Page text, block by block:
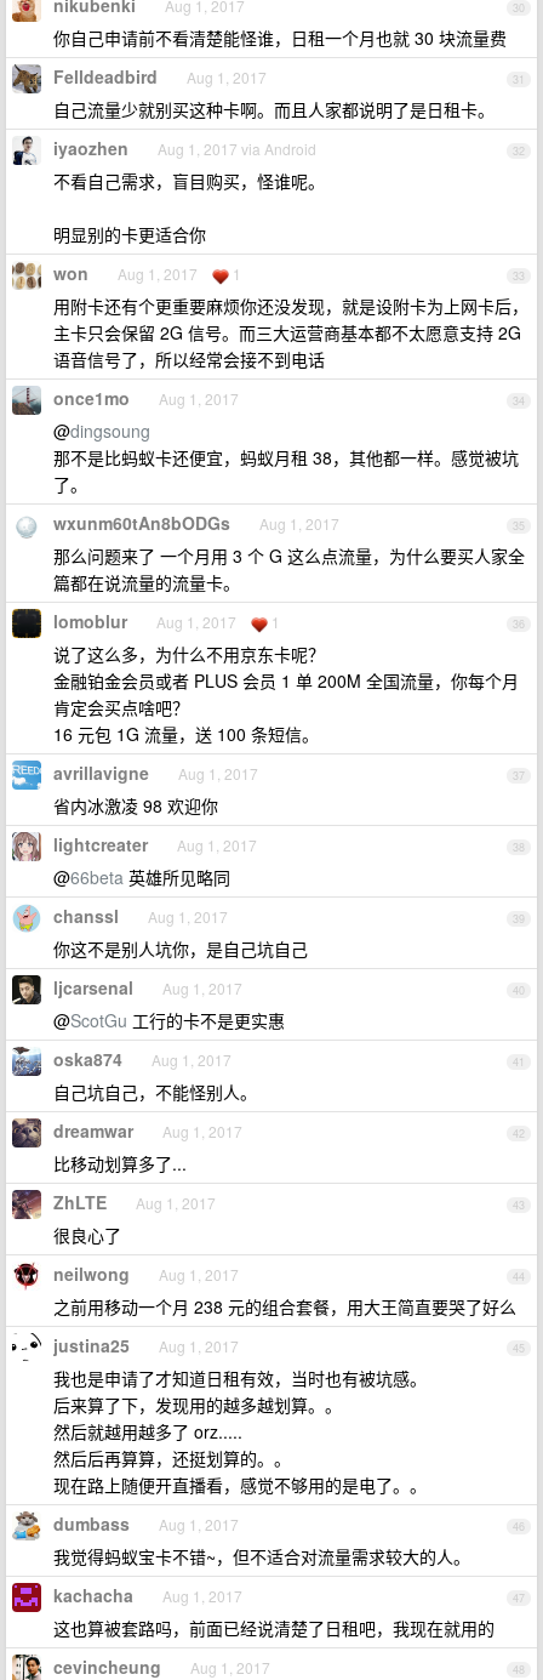
30
nikubenki Aug 1, 2017
你自己申请前不看清楚能怪谁，日租一个月也就 30 块流量费
31
Felldeadbird Aug 1, 2017
自己流量少就别买这种卡啊。而且人家都说明了是日租卡。
32
iyaozhen Aug 1, 2017 via Android
不看自己需求，盲目购买，怪谁呢。
明显别的卡更适合你
33
won Aug 1, 2017 1
用附卡还有个更重要麻烦你还没发现，就是设附卡为上网卡后，
主卡只会保留 2G 信号。而三大运营商基本都不太愿意支持 2G
语音信号了，所以经常会接不到电话
34
once1mo Aug 1, 2017
@dingsoung
那不是比蚂蚁卡还便宜，蚂蚁月租 38，其他都一样。感觉被坑
了。
35
wxunm60tAn8bODGs Aug 1, 2017
那么问题来了 一个月用 3 个 G 这么点流量，为什么要买人家全
篇都在说流量的流量卡。
36
lomoblur Aug 1, 2017 1
说了这么多，为什么不用京东卡呢？
金融铂金会员或者 PLUS 会员 1 单 200M 全国流量，你每个月
肯定会买点啥吧？
16 元包 1G 流量，送 100 条短信。
37
avrillavigne Aug 1, 2017
省内冰激凌 98 欢迎你
38
lightcreater Aug 1, 2017
@66beta 英雄所见略同
39
chanssl Aug 1, 2017
你这不是别人坑你，是自己坑自己
40
ljcarsenal Aug 1, 2017
@ScotGu 工行的卡不是更实惠
41
oska874 Aug 1, 2017
自己坑自己，不能怪别人。
42
dreamwar Aug 1, 2017
比移动划算多了...
43
ZhLTE Aug 1, 2017
很良心了
44
neilwong Aug 1, 2017
之前用移动一个月 238 元的组合套餐，用大王简直要哭了好么
45
justina25 Aug 1, 2017
我也是申请了才知道日租有效，当时也有被坑感。
后来算了下，发现用的越多越划算。。
然后就越用越多了 orz.....
然后后再算算，还挺划算的。。
现在路上随便开直播看，感觉不够用的是电了。。
46
dumbass Aug 1, 2017
我觉得蚂蚁宝卡不错~，但不适合对流量需求较大的人。
47
kachacha Aug 1, 2017
这也算被套路吗，前面已经说清楚了日租吧，我现在就用的
48
cevincheung Aug 1, 2017